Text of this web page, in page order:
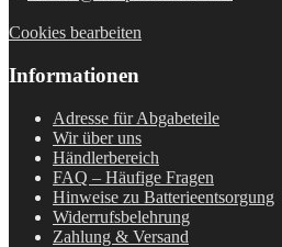
Cookies bearbeiten
Informationen
Adresse für Abgabeteile
Wir über uns
Händlerbereich
FAQ – Häufige Fragen
Hinweise zu Batterieentsorgung
Widerrufsbelehrung
Zahlung & Versand